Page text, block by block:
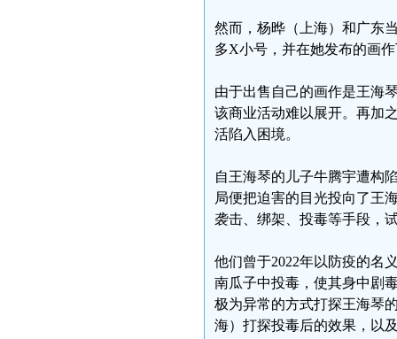
然而，杨晔（上海）和广东
多X小号，并在她发布的画
由于出售自己的画作是王海
该商业活动难以展开。再加
活陷入困境。
自王海琴的儿子牛腾宇遭构
局便把迫害的目光投向了王
袭击、绑架、投毒等手段，
他们曾于2022年以防疫的名
南瓜子中投毒，使其身中剧
极为异常的方式打探王海琴
海）打探投毒后的效果，以